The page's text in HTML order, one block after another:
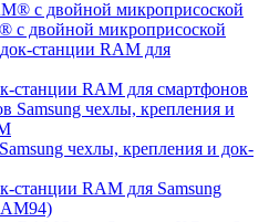
с двойной микроприсоской
станции RAM для смартфонов
чехлы, крепления и док-
станции RAM для Samsung